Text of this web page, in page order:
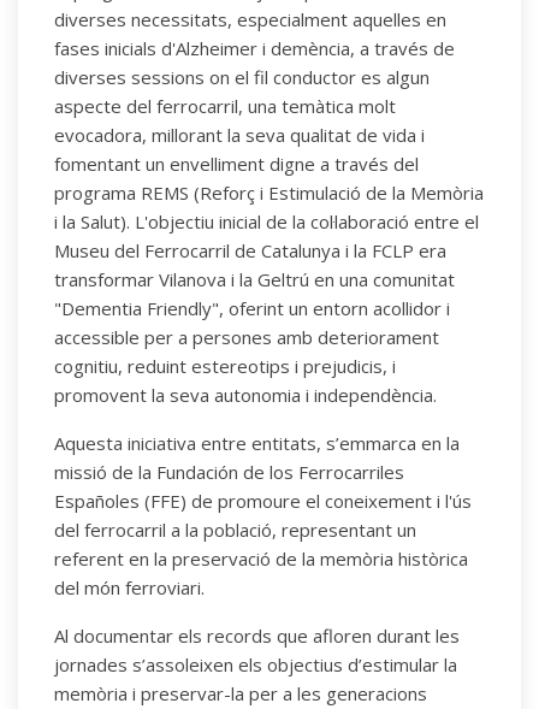
diverses necessitats, especialment aquelles en
fases inicials d'Alzheimer i demència, a través de
diverses sessions on el fil conductor es algun
aspecte del ferrocarril, una temàtica molt
evocadora, millorant la seva qualitat de vida i
fomentant un envelliment digne a través del
programa REMS (Reforç i Estimulació de la Memòria
i la Salut). L'objectiu inicial de la col·laboració entre el
Museu del Ferrocarril de Catalunya i la FCLP era
transformar Vilanova i la Geltrú en una comunitat
"Dementia Friendly", oferint un entorn acollidor i
accessible per a persones amb deteriorament
cognitiu, reduint estereotips i prejudicis, i
promovent la seva autonomia i independència.
Aquesta iniciativa entre entitats, s’emmarca en la
missió de la Fundación de los Ferrocarriles
Españoles (FFE) de promoure el coneixement i l'ús
del ferrocarril a la població, representant un
referent en la preservació de la memòria històrica
del món ferroviari.
Al documentar els records que afloren durant les
jornades s’assoleixen els objectius d’estimular la
memòria i preservar-la per a les generacions